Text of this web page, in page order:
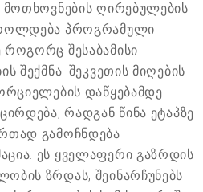
მოთხოვნების ღირებულების
პროგრამული
შესაბამისი
შექმნა. შეკვეთის მიღების
დაწყებამდე
რადგან წინა ეტაპზე
გამოჩნდება
ეს ყველაფერი გაზრდის
ზრდას, შეინარჩუნებს